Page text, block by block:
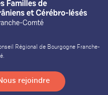
Régional de Bourgogne Franche-
rejoindre